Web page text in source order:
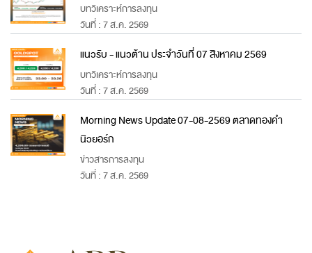
บทวิเคราะห์การลงทุน
วันที่ : 7 ส.ค. 2569
แนวรับ - แนวต้าน ประจำวันที่ 07 สิงหาคม 2569
บทวิเคราะห์การลงทุน
วันที่ : 7 ส.ค. 2569
Morning News Update 07-08-2569 ตลาดทองคำ
นิวยอร์ก
ข่าวสารการลงทุน
วันที่ : 7 ส.ค. 2569